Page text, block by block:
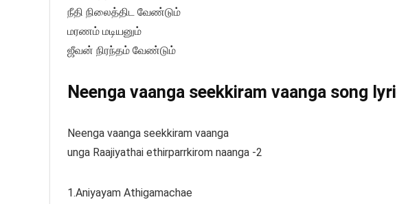
நீதி நிலைத்திட வேண்டும்
மரணம் மடியனும்
ஜீவன் நிரந்தம் வேண்டும்
Neenga vaanga seekkiram vaanga song
Neenga vaanga seekkiram vaanga
unga Raajiyathai ethirparrkirom naanga -2
1.Aniyayam Athigamachae